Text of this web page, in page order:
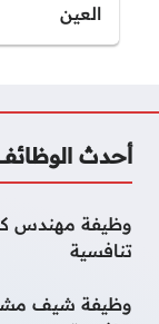
العين
أحدث
وظيفة مهندس
تنافسية
وظيفة شيف